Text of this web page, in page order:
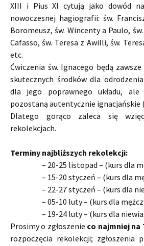
XIII i Pius XI cytują jako dowód
nowoczesnej hagiografii: św.
Boromeusz, św. Wincenty a Paulo,
Cafasso, św. Teresa z Awilli, św.
etc.
Ćwiczenia św. Ignacego będą
skutecznych środków dla
dla jego poprawnego układu,
pozostaną autentycznie ignacjańskie
Dlatego gorąco zaleca się
rekolekcjach.
Terminy najbliższych rekolekcji:
– 20-25 listopad – (kurs dla
– 15-20 styczeń – (kurs dla
– 22-27 styczeń – (kurs dla
– 05-10 luty – (kurs dla
– 19-24 luty – (kurs dla
Prosimy o zgłoszenie co najmniej na
rozpoczęcia rekolekcji; zgłoszenia